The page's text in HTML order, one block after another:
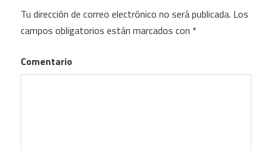
entradas
Tu dirección de correo electrónico no será publicada. Los
campos obligatorios están marcados con *
Comentario